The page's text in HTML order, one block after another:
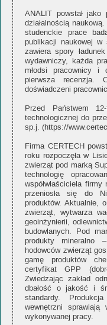
ANALIT powstał jako
działalnością
studenckie prace
publikacji naukowej
zawiera spory
wydawniczy, każda
młodsi pracownicy
pierwsza recenzja.
doświadczeni
Przed Państwem
technologicznej do
sp.j. (https://
Firma CERTECH
roku rozpoczęła w
zwierząt pod marką
technologię
współwłaściciela
przeniosła się do
produktów. Aktualnie,
zwierząt, wytwarza
geoinżynierii,
budowlanych. Pod
produkty mineralno
hodowców zwierząt
gamę produktów
certyfikat GPP
Zwiedzając zakład
dbałość o jakość i
standardy.
wewnętrzni
wykonywanej pracy.